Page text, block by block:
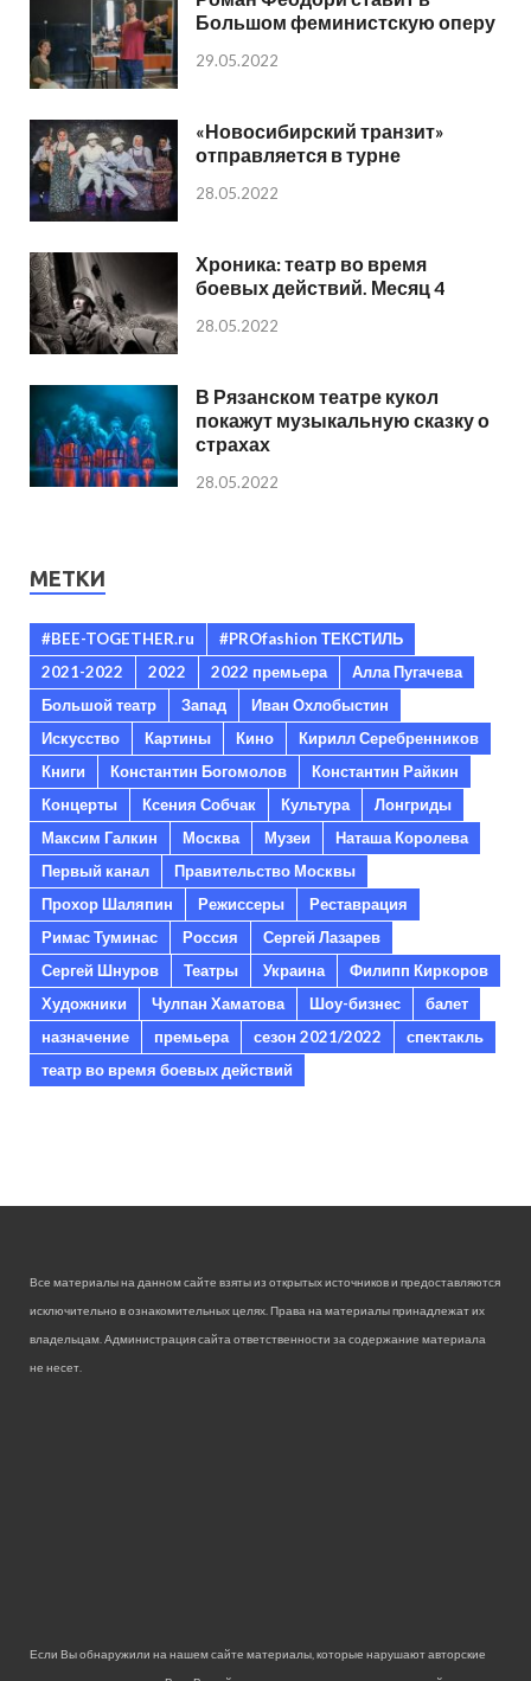
Большом феминистскую оперу
29.05.2022
«Новосибирский транзит»
отправляется в турне
28.05.2022
Хроника: театр во время
боевых действий. Месяц 4
28.05.2022
В Рязанском театре кукол
покажут музыкальную сказку о
страхах
28.05.2022
МЕТКИ
#BEE-TOGETHER.ru
#PROfashion ТЕКСТИЛЬ
2021-2022
2022 2022 премьера
Алла Пугачева
Большой театр
Запад
Иван Охлобыстин
Искусство
Картины Кино
Кирилл Серебренников
Книги
Константин Богомолов
Константин Райкин
Концерты
Ксения Собчак Культура
Лонгриды
Максим Галкин
Москва Музеи
Наташа Королева
Первый канал
Правительство Москвы
Прохор Шаляпин
Режиссеры
Реставрация
Римас Туминас
Россия
Сергей Лазарев
Сергей Шнуров
Театры Украина
Филипп Киркоров
Художники
Чулпан Хаматова Шоу-бизнес
балет
назначение
премьера сезон 2021/2022
спектакль
театр во время боевых действий
Все материалы на данном сайте взяты из открытых источников и предоставляются
исключительно в ознакомительных целях. Права на материалы принадлежат их
владельцам. Администрация сайта ответственности за содержание материала
не несет.
Если Вы обнаружили на нашем сайте материалы, которые нарушают авторские